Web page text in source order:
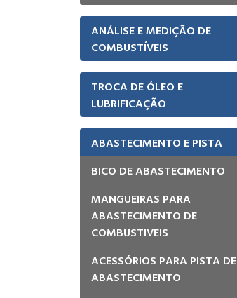
ANÁLISE E MEDIÇÃO DE
COMBUSTÍVEIS
TROCA DE ÓLEO E
LUBRIFICAÇÃO
ABASTECIMENTO E PISTA
BICO DE ABASTECIMENTO
MANGUEIRAS PARA
ABASTECIMENTO DE
COMBUSTIVEIS
ACESSÓRIOS PARA PISTA DE
ABASTECIMENTO